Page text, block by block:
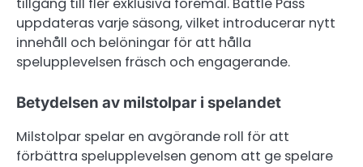
uppdateras varje säsong, vilket introducerar nytt
innehåll och belöningar för att hålla
spelupplevelsen fräsch och engagerande.
Betydelsen av milstolpar i spelandet
Milstolpar spelar en avgörande roll för att
förbättra spelupplevelsen genom att ge spelare